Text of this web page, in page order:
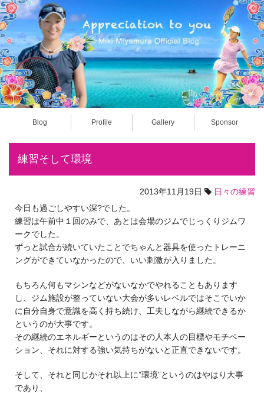
Blog Profile Gallery Sponsor
練習そして環境
2013年11月19日
日々の練習
今日も過ごしやすい深?でした。
練習は午前中１回のみで、あとは会場のジムでじっくりジムワ
ークでした。
ずっと試合が続いていたことでちゃんと器具を使ったトレーニ
ングができていなかったので、いい刺激が入りました。
もちろん何もマシンなどがないなかでやれることもあります
し、ジム施設が整っていない大会が多いレベルではそこでいか
に自分自身で意識を高く持ち続け、工夫しながら継続できるか
というのが大事です。
その継続のエネルギーというのはその人本人の目標やモチベー
ション、それに対する強い気持ちがないと正直できないです。
そして、それと同じかそれ以上に”環境”というのはやはり大事
であり、